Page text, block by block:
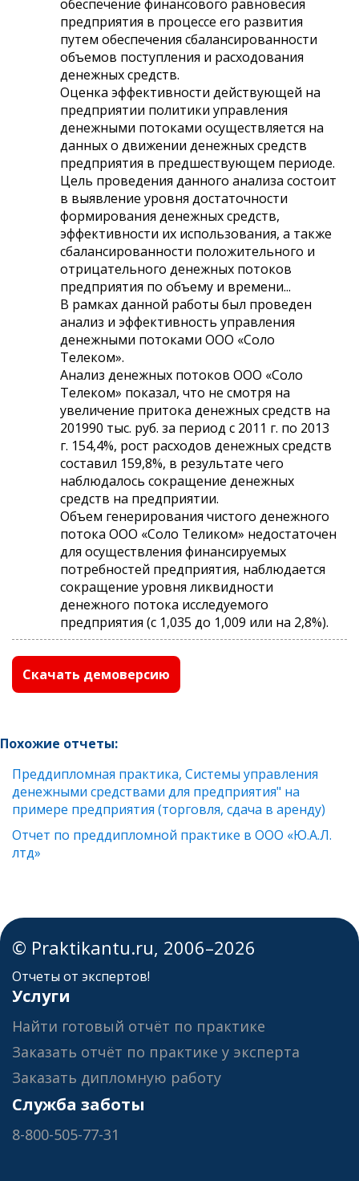
обеспечение финансового равновесия
предприятия в процессе его развития
путем обеспечения сбалансированности
объемов поступления и расходования
денежных средств.
Оценка эффективности действующей на
предприятии политики управления
денежными потоками осуществляется на
данных о движении денежных средств
предприятия в предшествующем периоде.
Цель проведения данного анализа состоит
в выявление уровня достаточности
формирования денежных средств,
эффективности их использования, а также
сбалансированности положительного и
отрицательного денежных потоков
предприятия по объему и времени...
В рамках данной работы был проведен
анализ и эффективность управления
денежными потоками ООО «Соло
Телеком».
Анализ денежных потоков ООО «Соло
Телеком» показал, что не смотря на
увеличение притока денежных средств на
201990 тыс. руб. за период с 2011 г. по 2013
г. 154,4%, рост расходов денежных средств
составил 159,8%, в результате чего
наблюдалось сокращение денежных
средств на предприятии.
Объем генерирования чистого денежного
потока ООО «Соло Теликом» недостаточен
для осуществления финансируемых
потребностей предприятия, наблюдается
сокращение уровня ликвидности
денежного потока исследуемого
предприятия (с 1,035 до 1,009 или на 2,8%).
Скачать демоверсию
Похожие отчеты:
Преддипломная практика, Системы управления
денежными средствами для предприятия" на
примере предприятия (торговля, сдача в аренду)
Отчет по преддипломной практике в ООО «Ю.А.Л.
лтд»
© Praktikantu.ru, 2006–2026
Отчеты от экспертов!
Услуги
Найти готовый отчёт по практике
Заказать отчёт по практике у эксперта
Заказать дипломную работу
Служба заботы
8-800-505-77-31